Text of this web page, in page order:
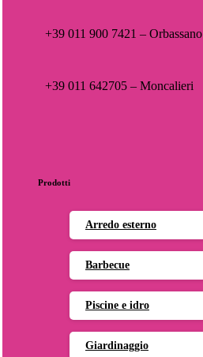
+39 011 900 7421 – Orbassano
+39 011 642705 – Moncalieri
Prodotti
Arredo esterno
Barbecue
Piscine e idro
Giardinaggio